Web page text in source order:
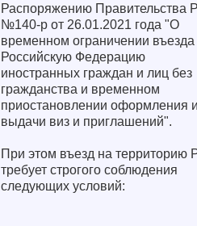
Распоряжению Правительства
№140-р от 26.01.2021 года "О
временном ограничении въезда
Российскую Федерацию
иностранных граждан и лиц без
гражданства и временном
приостановлении оформления
выдачи виз и приглашений".
При этом въезд на территорию
требует строгого соблюдения
следующих условий: